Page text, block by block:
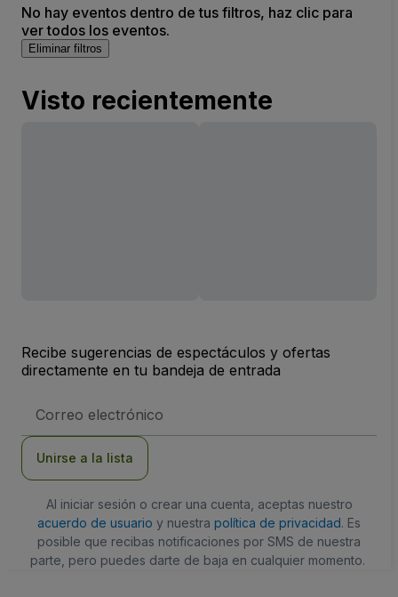
No hay eventos dentro de tus filtros, haz clic para
ver todos los eventos.
Eliminar filtros
Visto recientemente
Recibe sugerencias de espectáculos y ofertas
directamente en tu bandeja de entrada
de
Unirse a la lista
Al iniciar sesión o crear una cuenta, aceptas nuestro
acuerdo de usuario y nuestra política de privacidad. Es
posible que recibas notificaciones por SMS de nuestra
parte, pero puedes darte de baja en cualquier momento.